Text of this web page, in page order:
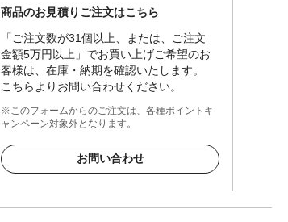
商品のお見積りご注文はこちら
「ご注文数が31個以上、または、ご注文
金額5万円以上」でお買い上げご希望のお
客様は、在庫・納期を確認いたします。
こちらよりお問い合わせください。
※このフォームからのご注文は、各種ポイントキ
ャンペーン対象外となります。
お問い合わせ